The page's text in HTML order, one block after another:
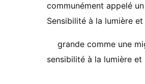
communément appelé
Sensibilité à la lumière
grande comme une
sensibilité à la lumière et